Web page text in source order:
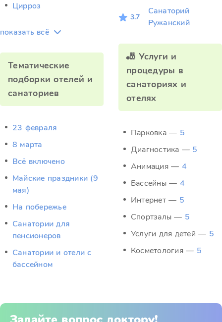
Цирроз
показать всё
Тематические
подборки отелей и
санаториев
23 февраля
8 марта
Всё включено
Майские праздники (9
мая)
На побережье
Санатории для
пенсионеров
Санатории и отели с
бассейном
3.7
Санаторий
Ружанский
🎳 Услуги и
процедуры в
санаториях и
отелях
Парковка — 5
Диагностика — 5
Анимация — 4
Бассейны — 4
Интернет — 5
Спортзалы — 5
Услуги для детей — 5
Косметология — 5